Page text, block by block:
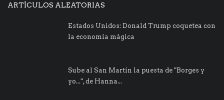
ARTÍCULOS ALEATORIAS
Estados Unidos: Donald Trump coquetea con
la economía mágica
Sube al San Martín la puesta de "Borges y
yo...", de Hanna...